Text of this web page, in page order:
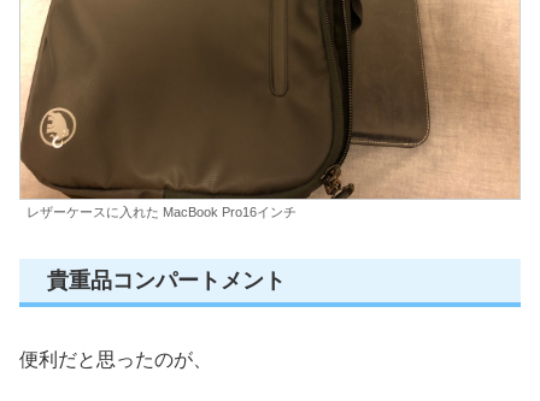
レザーケースに入れた MacBook Pro16インチ
貴重品コンパートメント
便利だと思ったのが、